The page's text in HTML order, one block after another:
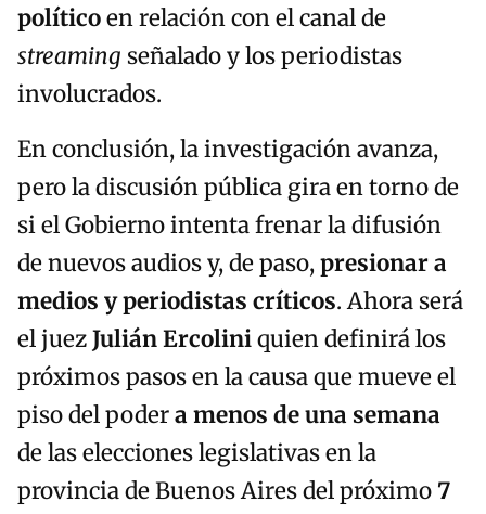
políticoen relación con el canal de
streaming señalado y los periodistas
involucrados.
En conclusión, la investigación avanza,
pero la discusión pública gira en torno de
si el Gobierno intenta frenar la difusión
de nuevos audios y, de paso,presionar a
medios y periodistas críticos. Ahora será
el juezJulián Ercoliniquien definirá los
próximos pasos en la causa que mueve el
piso del podera menos de una semana
de las elecciones legislativas en la
provincia de Buenos Aires del próximo 7